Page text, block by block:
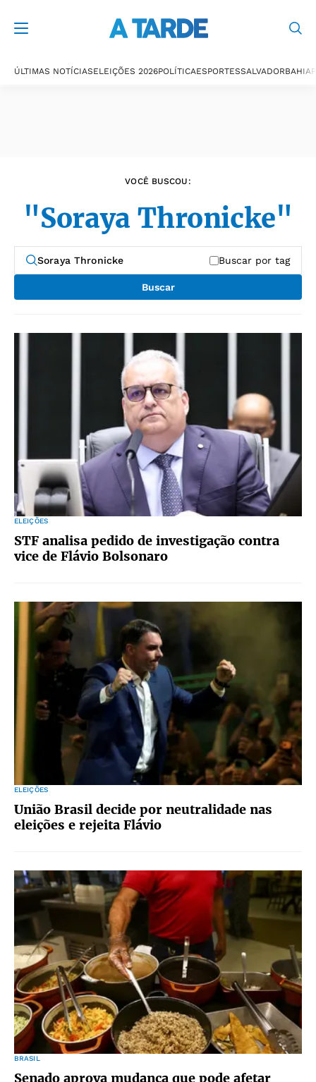
ÚLTIMAS NOTÍCIASELEIÇÕES 2026POLÍTICAESPORTESSALVADORBAHIA
VOCÊ BUSCOU:
"Soraya Thronicke"
Buscar por tag
Buscar
ELEIÇÕES
STF analisa pedido de investigação contra
vice de Flávio Bolsonaro
ELEIÇÕES
União Brasil decide por neutralidade nas
eleições e rejeita Flávio
BRASIL
Senado aprova mudança que pode afetar